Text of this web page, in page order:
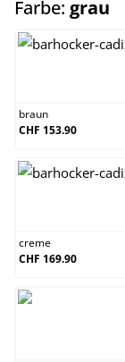
Farbe: grau
braun
CHF 153.90
creme
CHF 169.90